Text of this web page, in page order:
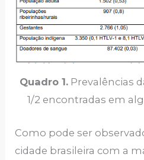
Quadro 1. Prevalências
1/2 encontradas em
Como pode ser
cidade brasileira com a